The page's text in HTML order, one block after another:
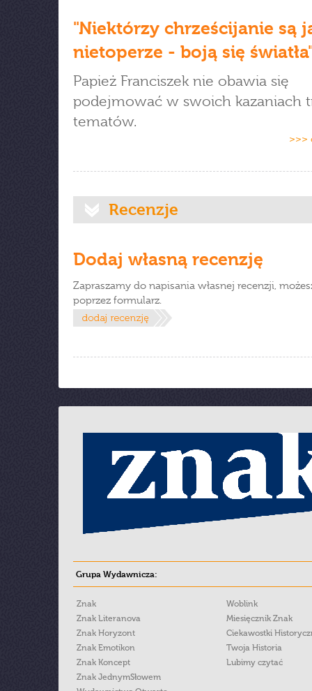
"Niektórzy chrześcijanie są
nietoperze - boją się
Papież Franciszek nie obawia się
podejmować w swoich kazaniach
tematów.
>>>
Recenzje
Dodaj własną recenzję
Zapraszamy do napisania własnej recenzji,
poprzez formularz.
Grupa Wydawnicza:
Znak
Znak Literanova
Znak Horyzont
Znak Emotikon
Znak Koncept
Znak JednymSłowem
Woblink
Miesięcznik Znak
Ciekawostki
Twoja Historia
Lubimy czytać